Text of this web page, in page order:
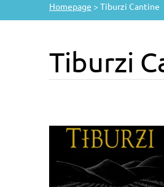
Homepage > Tiburzi Cantine
Tiburzi